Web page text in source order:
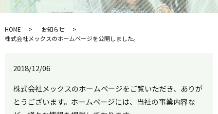
HOME
お知らせ
株式会社メックスのホームページを公開しました。
2018/12/06
株式会社メックスのホームページをご覧いただき、ありが
とうございます。ホームページには、当社の事業内容な